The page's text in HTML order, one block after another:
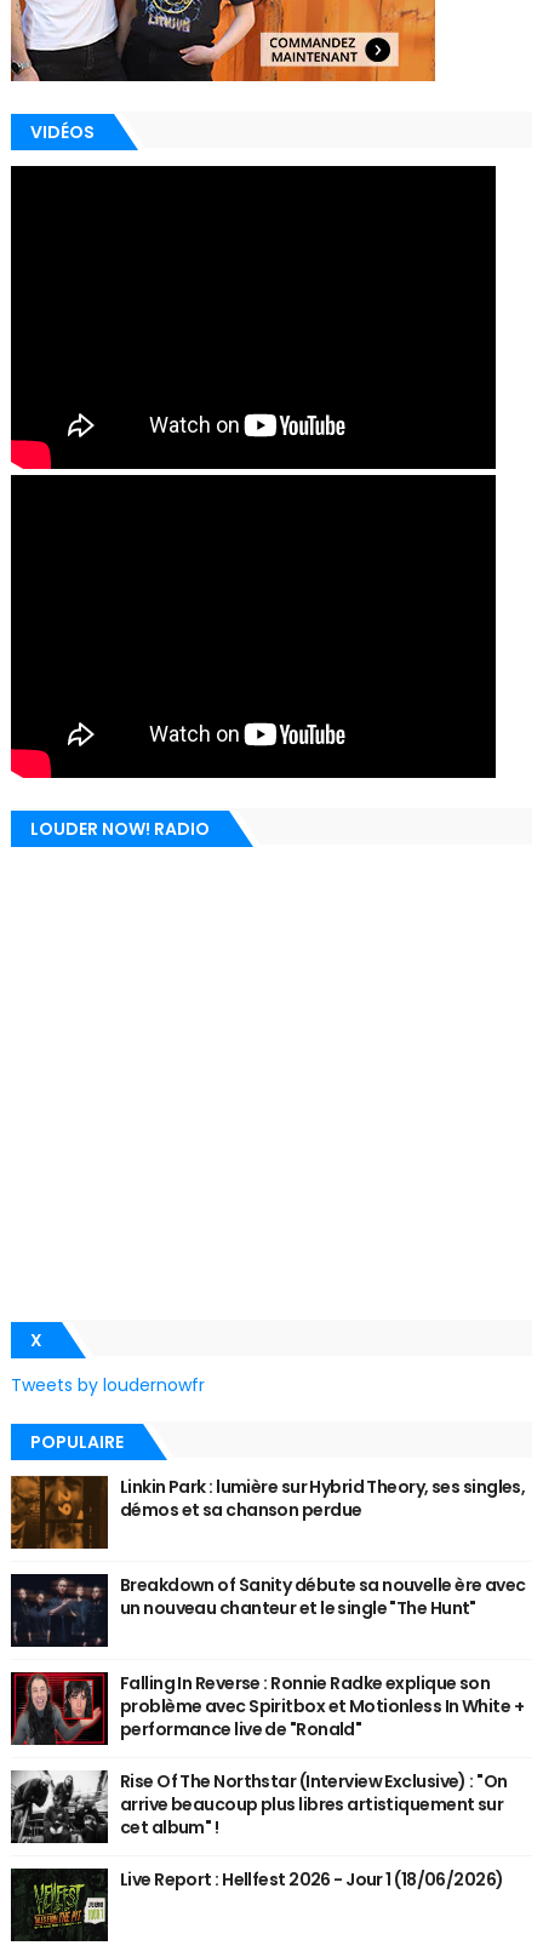
VIDÉOS
LOUDER NOW! RADIO
X
Tweets by loudernowfr
POPULAIRE
Linkin Park : lumière sur Hybrid Theory, ses singles,
démos et sa chanson perdue
Breakdown of Sanity débute sa nouvelle ère avec
un nouveau chanteur et le single "The Hunt"
Falling In Reverse : Ronnie Radke explique son
problème avec Spiritbox et Motionless In White +
performance live de "Ronald"
Rise Of The Northstar (Interview Exclusive) : "On
arrive beaucoup plus libres artistiquement sur
cet album" !
Live Report : Hellfest 2026 - Jour 1 (18/06/2026)